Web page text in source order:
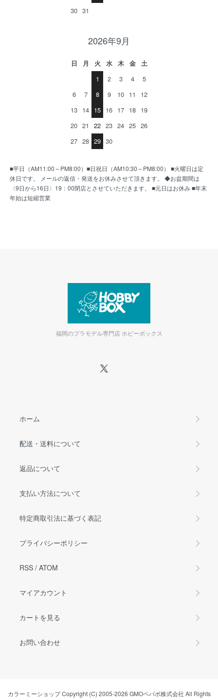
30 31
2026年9月
日 月 火 水 木 金
土
1
2 3 4
5
6
7 8 9 10 11
12
13 14 15 16 17 18 19
20 21 22 23 24 25 26
27 28 29 30
■平日（AM11:00～PM8:00）■日祝日（AM10:30～PM8:00） ■火曜日は定
休日です。 メールの返信・発送をお休みさせて頂きます。 ◆お盆期間は
〈9日から16日〉19：00閉店とさせていただきます。 ■元日はお休み ■年末
年始は短縮営業
福岡のプラモデル専門店 ホビーボックス
ホーム
配送・送料について
返品について
支払い方法について
特定商取引法に基づく表記
プライバシーポリシー
RSS / ATOM
マイアカウント
カートを見る
お問い合わせ
カラーミーショップCopyright (C) 2005-2026 GMOペパボ株式会社 All Rights